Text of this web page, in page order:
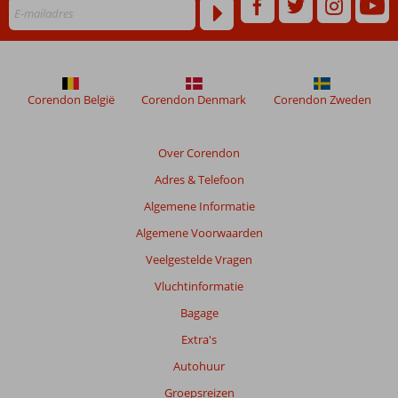
meer
om
de
Over Corendon
Adres & Telefoon
Algemene Informatie
Algemene Voorwaarden
Veelgestelde Vragen
Vluchtinformatie
Bagage
Extra's
Autohuur
Groepsreizen
Corendon België Corendon Denmark Corendon Zweden